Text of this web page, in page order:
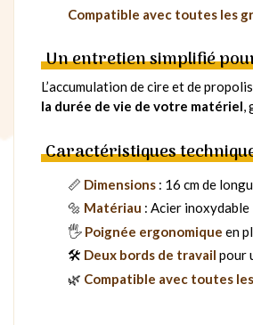
Compatible avec toutes les
Un entretien simplifié
L’accumulation de cire et de
la durée de vie de votre matériel,
Caractéristiques
📏 Dimensions : 16 cm de
🔩 Matériau : Acier inoxydable
🖐 Poignée ergonomique en
🛠 Deux bords de travail pour
🌿 Compatible avec toutes